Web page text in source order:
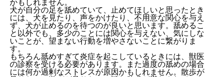
かもしれません。
犬が自分の足を舐めていて、止めてほしいと思ったとき
には、犬を見たり、声をかけたり、不用意な関心を与え
ず、犬が止めるのを待つのが良いと思います。舐めるこ
と以外でも、多少のことには関心を与えない、気にしな
いことが、望まない行動を増やさないことに繋がりま
す。
もちろん舐めすぎて炎症を起こしているときには、獣医
の診察を受ける必要があります。また過度の舐めの場合
には何か過剰なストレスが原因かもしれません。散歩が